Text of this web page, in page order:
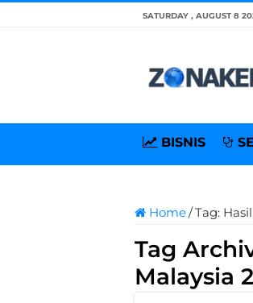
SATURDAY , AUGUST 8
BISNIS
Home/Tag:
Tag
Malaysia